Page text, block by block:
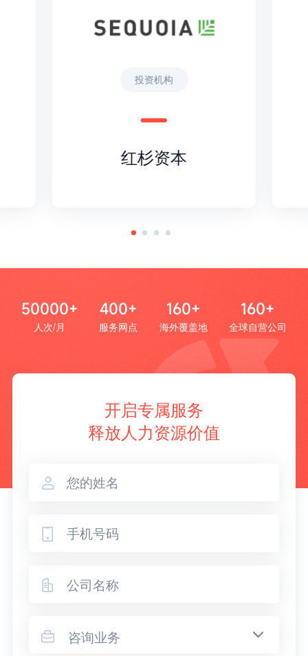
投资机构
红杉资本
50000+
人次/月
400+
服务网点
160+
海外覆盖地
160+
全球自营公司
开启专属服务
释放人力资源价值



 咨询业务